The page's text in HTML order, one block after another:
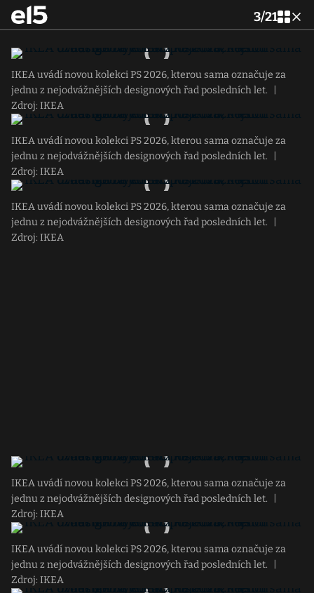
3/21
IKEA uvádí novou kolekci PS 2026, kterou sama označuje za
jednu z nejodvážnějších designových řad posledních let.
Zdroj: IKEA
IKEA uvádí novou kolekci PS 2026, kterou sama označuje za
jednu z nejodvážnějších designových řad posledních let.
Zdroj: IKEA
IKEA uvádí novou kolekci PS 2026, kterou sama označuje za
jednu z nejodvážnějších designových řad posledních let.
Zdroj: IKEA
IKEA uvádí novou kolekci PS 2026, kterou sama označuje za
jednu z nejodvážnějších designových řad posledních let.
Zdroj: IKEA
IKEA uvádí novou kolekci PS 2026, kterou sama označuje za
jednu z nejodvážnějších designových řad posledních let.
Zdroj: IKEA